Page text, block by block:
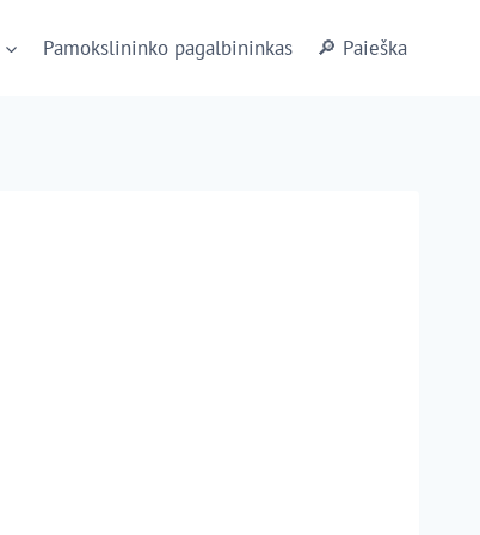
Pamokslininko pagalbininkas 🔎 Paieška